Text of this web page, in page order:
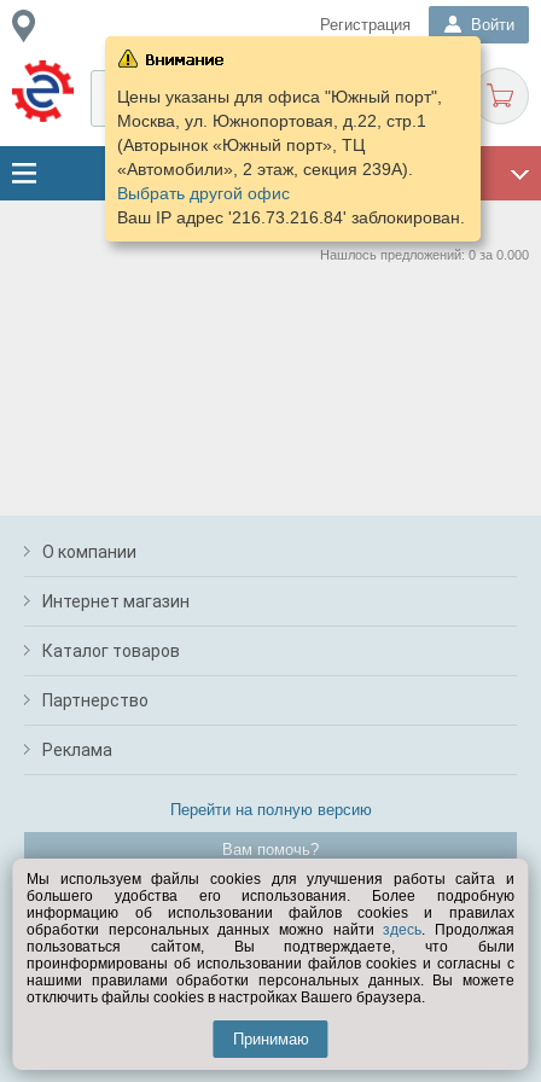
Регистрация Войти
Цены указаны для офиса "Южный порт",
Москва, ул. Южнопортовая, д.22, стр.1
(Авторынок «Южный порт», ТЦ
«Автомобили», 2 этаж, секция 239А).
Выбрать другой офис
Ваш IP адрес '216.73.216.84' заблокирован.
Нашлось предложений: 0 за 0.000
О компании
Интернет магазин
Каталог товаров
Партнерство
Реклама
Перейти на полную версию
Вам помочь?
© Exist.ru 1998—2026
Мы используем файлы cookies для улучшения работы сайта и
большего удобства его использования. Более подробную
информацию об использовании файлов cookies и правилах
обработки персональных данных можно найтиздесь. Продолжая
пользоваться сайтом, Вы подтверждаете, что были
проинформированы об использовании файлов cookies и согласны с
нашими правилами обработки персональных данных. Вы можете
отключить файлы cookies в настройках Вашего браузера.
Принимаю